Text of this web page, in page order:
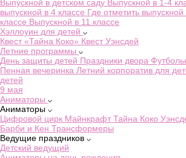
Выпускной в детском саду Выпускной в 1-4
выпускной в 4 классе Где отметить выпускной
классе Выпускной в 11 классе
Хэллоуин для детей
Квест «Тайна Коко» Квест Уэнсдей
Летние программы
День защиты детей Праздники двора
Пенная вечеринка Летний корпоратив для
детей
9 мая
Аниматоры
Аниматоры
Цифровой цирк Майнкрафт Тайна Коко
Барби и Кен Трансформеры
Ведущие праздников
Детский ведущий